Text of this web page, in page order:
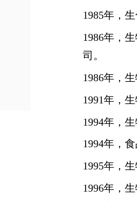
1985年，
1986年，
司。
1986年，
1991年，
1994年，
1994年，
1995年，
1996年，